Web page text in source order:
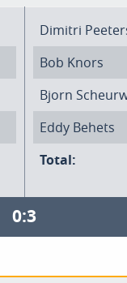
Dimitri
Bob Knors
Bjorn
Eddy Behets
Total:
0:3